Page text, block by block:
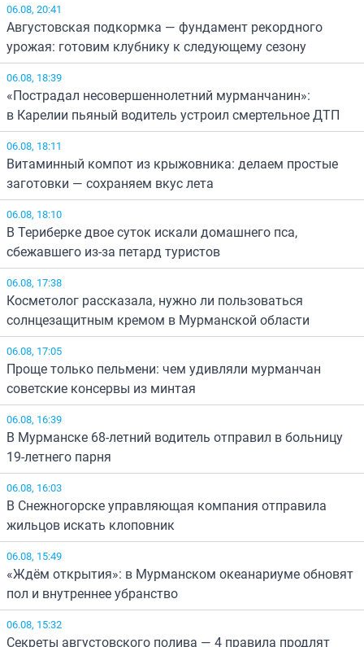
06.08, 20:41
Августовская подкормка — фундамент рекордного
урожая: готовим клубнику к следующему сезону
06.08, 18:39
«Пострадал несовершеннолетний мурманчанин»:
в Карелии пьяный водитель устроил смертельное ДТП
06.08, 18:11
Витаминный компот из крыжовника: делаем простые
заготовки — сохраняем вкус лета
06.08, 18:10
В Териберке двое суток искали домашнего пса,
сбежавшего из-за петард туристов
06.08, 17:38
Косметолог рассказала, нужно ли пользоваться
солнцезащитным кремом в Мурманской области
06.08, 17:05
Проще только пельмени: чем удивляли мурманчан
советские консервы из минтая
06.08, 16:39
В Мурманске 68-летний водитель отправил в больницу
19-летнего парня
06.08, 16:03
В Снежногорске управляющая компания отправила
жильцов искать клоповник
06.08, 15:49
«Ждём открытия»: в Мурманском океанариуме обновят
пол и внутреннее убранство
06.08, 15:32
Секреты августовского полива — 4 правила продлят